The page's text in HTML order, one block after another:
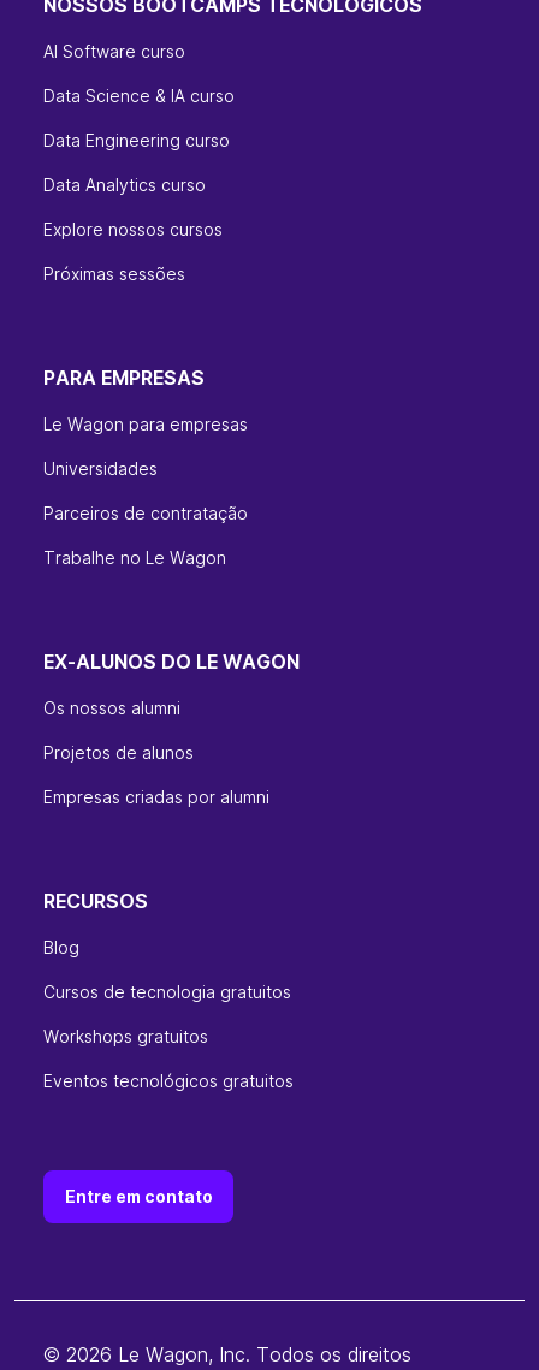
AI Software curso
Data Science & IA curso
Data Engineering curso
Data Analytics curso
Explore nossos cursos
Próximas sessões
PARA EMPRESAS
Le Wagon para empresas
Universidades
Parceiros de contratação
Trabalhe no Le Wagon
EX-ALUNOS DO LE WAGON
Os nossos alumni
Projetos de alunos
Empresas criadas por alumni
RECURSOS
Blog
Cursos de tecnologia gratuitos
Workshops gratuitos
Eventos tecnológicos gratuitos
Entre em contato
© 2026 Le Wagon, Inc. Todos os direitos